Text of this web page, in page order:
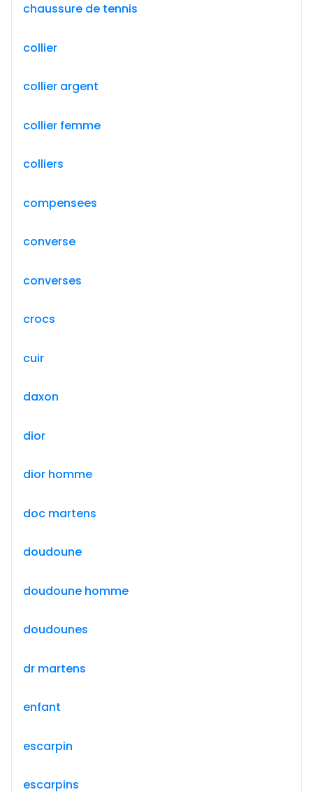
chaussure de tennis
collier
collier argent
collier femme
colliers
compensees
converse
converses
crocs
cuir
daxon
dior
dior homme
doc martens
doudoune
doudoune homme
doudounes
dr martens
enfant
escarpin
escarpins